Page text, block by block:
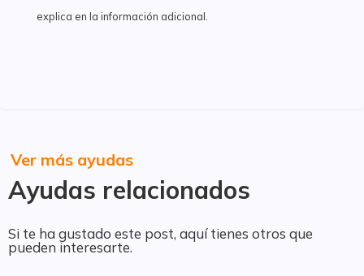
explica en la información adicional.
Ayudas relacionados
Ver más ayudas
Si te ha gustado este post, aquí tienes otros que
pueden interesarte.